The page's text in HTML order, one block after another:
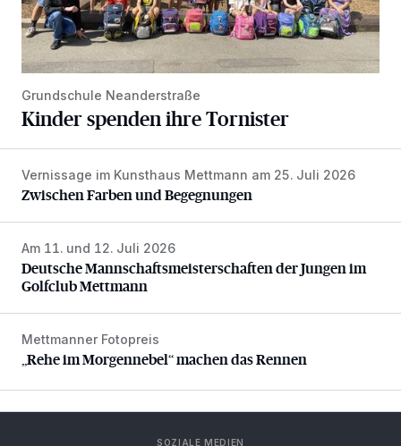
Grundschule Neanderstraße
Kinder spenden ihre Tornister
Zwischen Farben und Begegnungen
Vernissage im Kunsthaus Mettmann am 25. Juli 2026
Zwischen Farben und Begegnungen
Deutsche Mannschaftsmeisterschaften der Jungen im
Am 11. und 12. Juli 2026
Deutsche Mannschaftsmeisterschaften der Jungen im
Golfclub Mettmann
„Rehe im Morgennebel“ machen das Rennen
Mettmanner Fotopreis
„Rehe im Morgennebel“ machen das Rennen
SOZIALE MEDIEN